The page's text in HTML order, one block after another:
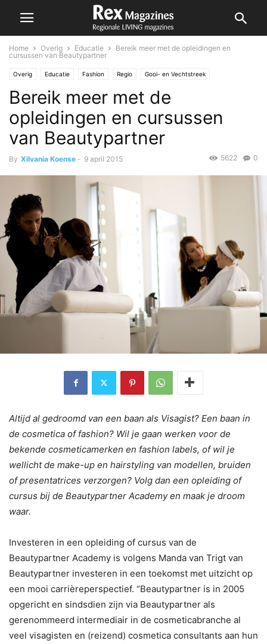
Home Overig Educatie
Bereik meer met de opleidingen en
cursussen van Beautypartner
Overig Educatie Fashion Regio Gooi- en Vechtstreek
Lansingerland
Bereik meer met de
opleidingen en cursussen
van Beautypartner
By Xilvania Koense - 9 april 2015 0
5622
Altijd al gedroomd van een baan als Visagist? Een baan in
de cosmetica of fashion? Wil je gaan werken voor de
bekende cosmeticamerken en fashion labels, of wil je
wellicht de make-up en hairstyling van modellen, bruiden
of presentatrices verzorgen? Volg dan een opleiding of
cursus bij de Beautypartner Academy en maak je droom
waar.
Investeren in een opleiding of cursus van de
Beautypartner Academy is volgens Manda van Trigt van
Beautypartner investeren in een toekomst met uitzicht op
een mooi carrièreperspectief. “Beautypartner is in 2005
opgericht en sindsdien zijn via Beautypartner als
gerenommeerd intermediair in de cosmeticabranche al
veel visagisten en (reizend) cosmetica consultants aan hun